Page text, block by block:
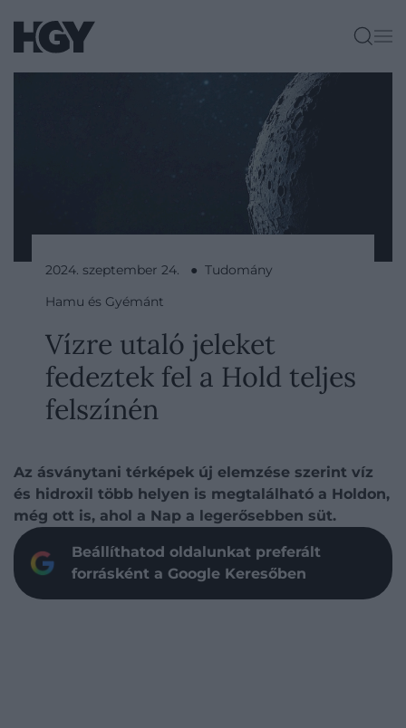
2024. szeptember 24. ● Tudomány
Hamu és Gyémánt
Vízre utaló jeleket
fedeztek fel a Hold teljes
felszínén
Az ásványtani térképek új elemzése szerint víz
és hidroxil több helyen is megtalálható a Holdon,
még ott is, ahol a Nap a legerősebben süt.
Beállíthatod oldalunkat preferált
forrásként a Google Keresőben